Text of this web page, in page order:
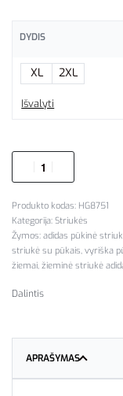
DYDIS
XL 2XL
Išvalyti
HG8751
Kategorija: Striukės
Žymos: adidas pūkinė
striukė su pūkais, vyriška
žiemai, žieminė striukė
Dalintis
APRAŠYMAS